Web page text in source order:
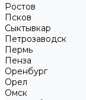
Ростов
Псков
Сыктывкар
Петрозаводск
Пермь
Пенза
Оренбург
Орел
Омск